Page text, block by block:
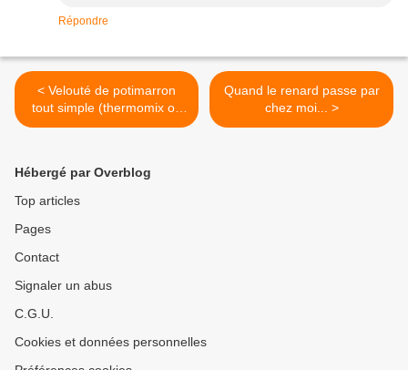
Répondre
< Velouté de potimarron
tout simple (thermomix ou
pas)
Quand le renard passe par
chez moi... >
Hébergé par Overblog
Top articles
Pages
Contact
Signaler un abus
C.G.U.
Cookies et données personnelles